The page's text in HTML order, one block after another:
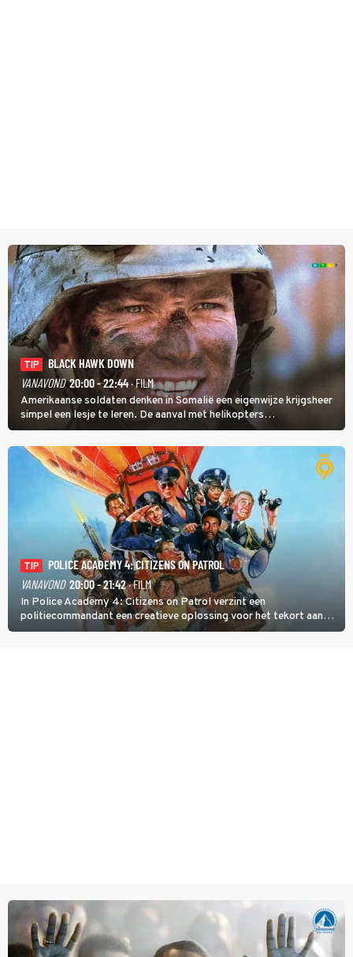
TIP
BLACK HAWK DOWN
VANAVOND 20:00 - 22:44· FILM
Amerikaanse soldaten denken in Somalië een eigenwijze krijgsheer
simpel een lesje te leren. De aanval met helikopters
verloopt in Black Hawk down dramatisch.
TIP
POLICE ACADEMY 4: CITIZENS ON PATROL
VANAVOND 20:00 - 21:42· FILM
In Police Academy 4: Citizens on Patrol verzint een
politiecommandant een creatieve oplossing voor het tekort aan
agenten.